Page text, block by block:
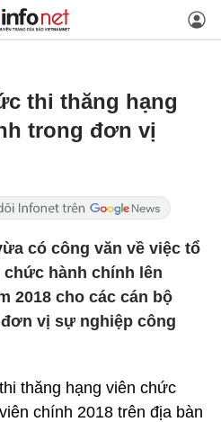
thi thăng hạng
trong đơn vị
có công văn về việc tổ
hành chính lên
2018 cho các cán bộ
vị sự nghiệp công
thăng hạng viên chức
chính 2018 trên địa bàn